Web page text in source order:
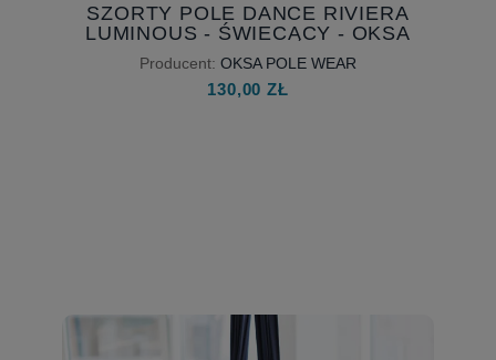
SZORTY POLE DANCE RIVIERA
LUMINOUS - ŚWIECĄCY - OKSA
POLE WEAR - DOSTĘPNE OD
RĘKI - ROZMIAR M
Producent: OKSA POLE WEAR
130,00 ZŁ